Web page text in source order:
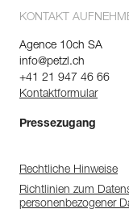
KONTAKT
Agence 10ch SA
info@petzl.ch
+41 21 947 46 66
Kontaktformular
Pressezugang
Rechtliche Hinweise
Richtlinien zum
personenbezogener